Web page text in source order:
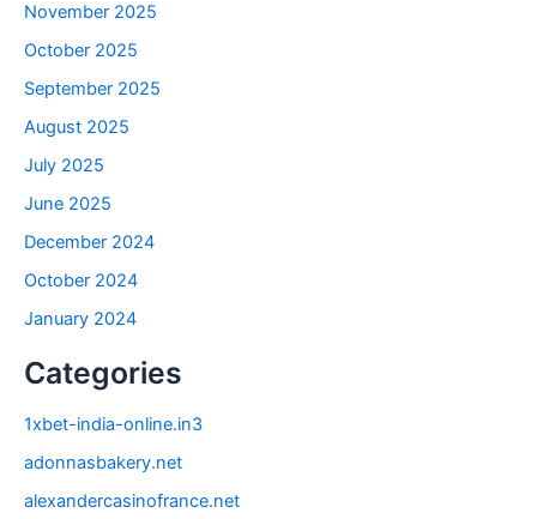
November 2025
October 2025
September 2025
August 2025
July 2025
June 2025
December 2024
October 2024
January 2024
Categories
1xbet-india-online.in3
adonnasbakery.net
alexandercasinofrance.net